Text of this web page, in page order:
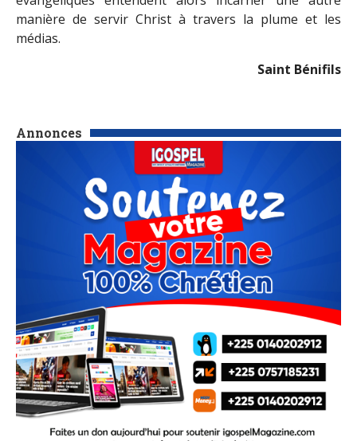
Annonces
manière de servir Christ à travers la plume et les
médias.
Saint Bénifils